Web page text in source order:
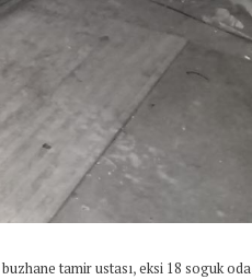
buzhane tamir ustası,eksi 18 soguk oda